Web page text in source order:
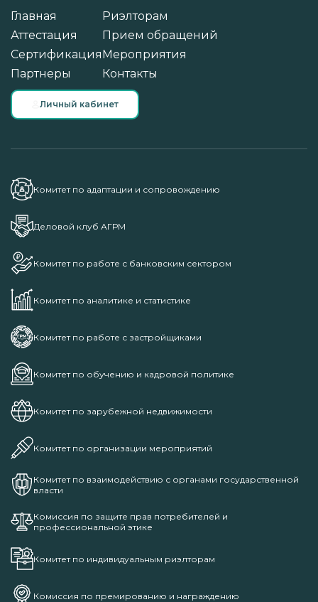
Главная
Аттестация
Сертификация
Партнеры
Риэлторам
Прием обращений
Мероприятия
Контакты
Личный кабинет
Комитет по адаптации и сопровождению
Деловой клуб АГРМ
Комитет по работе с банковским сектором
Комитет по аналитике и статистике
Комитет по работе с застройщиками
Комитет по обучению и кадровой политике
Комитет по зарубежной недвижимости
Комитет по организации мероприятий
Комитет по взаимодействию с органами государственной
власти
Комиссия по защите прав потребителей и
профессиональной этике
Комитет по индивидуальным риэлторам
Комиссия по премированию и награждению